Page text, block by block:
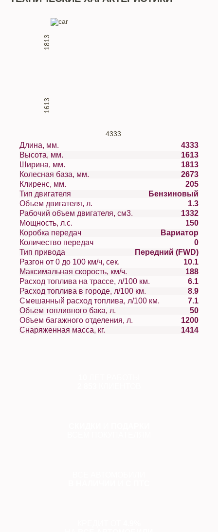
4333
1613
1813
Длина, мм.
4333
Высота, мм.
1613
Ширина, мм.
1813
Колесная база, мм.
2673
Клиренс, мм.
205
Тип двигателя
Бензиновый
Объем двигателя, л.
1.3
Рабочий объем двигателя, см3.
1332
Мощность, л.с.
150
Коробка передач
Вариатор
Количество передач
0
Тип привода
Передний (FWD)
Разгон от 0 до 100 км/ч, сек.
10.1
Максимальная скорость, км/ч.
188
Расход топлива на трассе, л/100 км.
6.1
Расход топлива в городе, л/100 км.
8.9
Смешанный расход топлива, л/100 км.
7.1
Объем топливного бака, л.
50
Объем багажного отделения, л.
1200
Снаряженная масса, кг.
1414